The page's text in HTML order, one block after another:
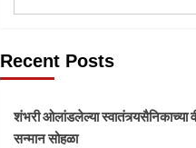
Recent Posts
शंभरी ओलांडलेल्या स्वातंत्र्यसैनिकाच्या
सन्मान सोहळा